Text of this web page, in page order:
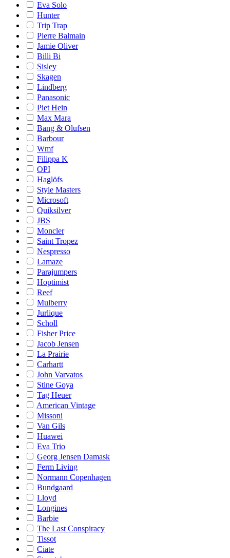
Eva Solo
Hunter
Trip Trap
Pierre Balmain
Jamie Oliver
Billi Bi
Sisley
Skagen
Lindberg
Panasonic
Piet Hein
Max Mara
Bang & Olufsen
Barbour
Wmf
Filippa K
OPI
Haglöfs
Style Masters
Microsoft
Quiksilver
JBS
Moncler
Saint Tropez
Nespresso
Lamaze
Parajumpers
Hoptimist
Reef
Mulberry
Jurlique
Scholl
Fisher Price
Jacob Jensen
La Prairie
Carhartt
John Varvatos
Stine Goya
Tag Heuer
American Vintage
Missoni
Van Gils
Huawei
Eva Trio
Georg Jensen Damask
Ferm Living
Normann Copenhagen
Bundgaard
Lloyd
Longines
Barbie
The Last Conspiracy
Tissot
Ciate